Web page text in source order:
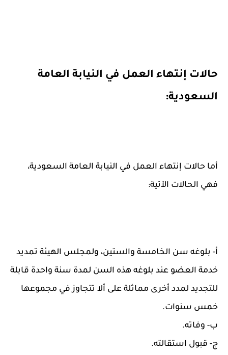
حالات إنتهاء العمل في النيابة العامة
السعودية:
أما حالات إنتهاء العمل في النيابة العامة السعودية،
فهي الحالات الآتية:
أ- بلوغه سن الخامسة والستين، ولمجلس الهيئة تمديد
خدمة العضو عند بلوغه هذه السن لمدة سنة واحدة قابلة
للتجديد لمدد أخرى مماثلة على ألا تتجاوز في مجموعها
خمس سنوات.
ب- وفاته.
ج- قبول استقالته.